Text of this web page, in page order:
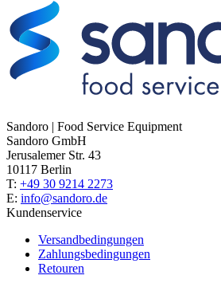
Sandoro | Food Service Equipment
Sandoro GmbH
Jerusalemer Str. 43
10117 Berlin
T: +49 30 9214 2273
E: info@sandoro.de
Kundenservice
Versandbedingungen
Zahlungsbedingungen
Retouren